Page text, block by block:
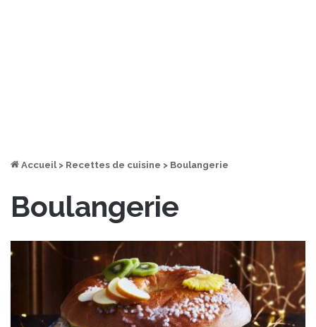
Accueil > Recettes de cuisine > Boulangerie
Boulangerie